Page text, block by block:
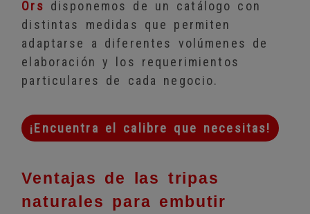
Ors disponemos de un catálogo con
distintas medidas que permiten
adaptarse a diferentes volúmenes de
elaboración y los requerimientos
particulares de cada negocio.
¡Encuentra el calibre que necesitas!
Ventajas de las tripas
naturales para embutir